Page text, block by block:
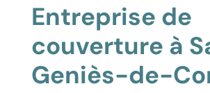
Entreprise de
couverture à
Geniès-de-